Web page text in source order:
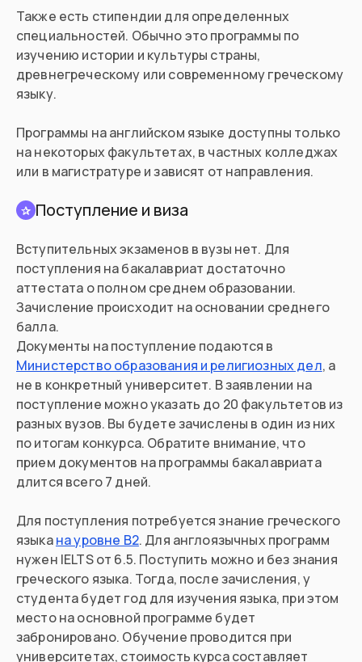
Также есть стипендии для определенных
специальностей. Обычно это программы по
изучению истории и культуры страны,
древнегреческому или современному греческому
языку.
Программы на английском языке доступны только
на некоторых факультетах, в частных колледжах
или в магистратуре и зависят от направления.
✰ Поступление и виза
Вступительных экзаменов в вузы нет. Для
поступления на бакалавриат достаточно
аттестата о полном среднем образовании.
Зачисление происходит на основании среднего
балла.
Документы на поступление подаются в
Министерство образования и религиозных дел, а
не в конкретный университет. В заявлении на
поступление можно указать до 20 факультетов из
разных вузов. Вы будете зачислены в один из них
по итогам конкурса. Обратите внимание, что
прием документов на программы бакалавриата
длится всего 7 дней.
Для поступления потребуется знание греческого
языкана уровне B2. Для англоязычных программ
нужен IELTS от 6.5. Поступить можно и без знания
греческого языка. Тогда, после зачисления, у
студента будет год для изучения языка, при этом
место на основной программе будет
забронировано. Обучение проводится при
университетах, стоимость курса составляет